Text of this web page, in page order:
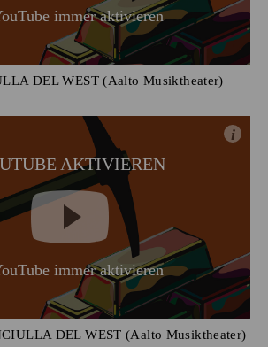
immer aktivieren
DEL WEST (Aalto Musiktheater)
AKTIVIEREN
i
immer aktivieren
DEL WEST (Aalto Musiktheater)